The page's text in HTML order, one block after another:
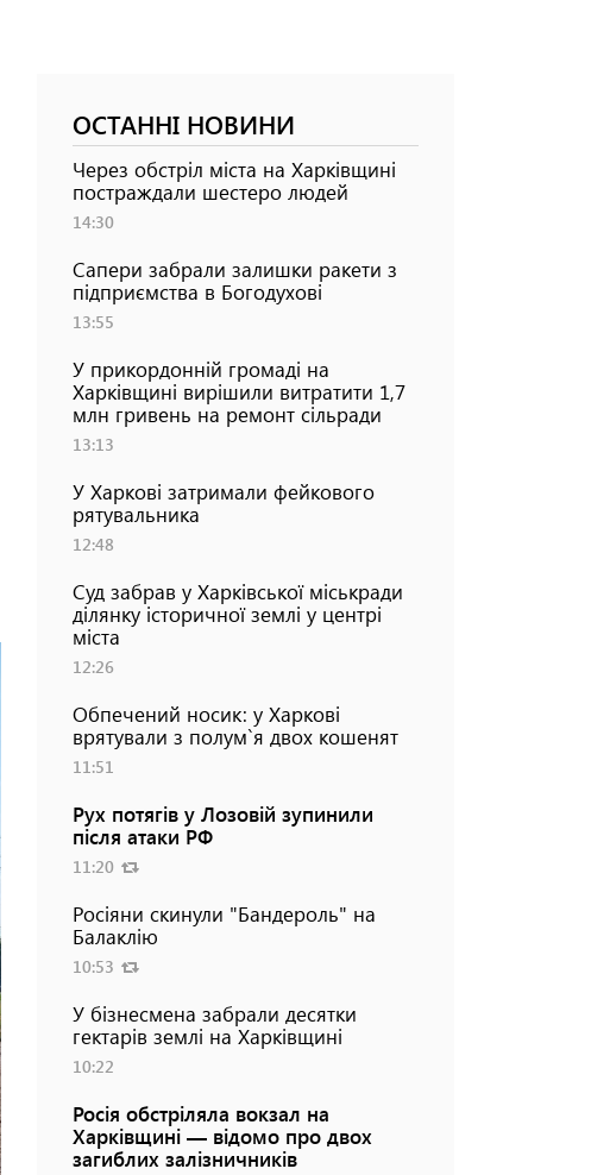
ОСТАННІ НОВИНИ
Через обстріл міста на Харківщині
постраждали шестеро людей
14:30
Сапери забрали залишки ракети з
підприємства в Богодухові
13:55
У прикордонній громаді на
Харківщині вирішили витратити 1,7
млн гривень на ремонт сільради
13:13
У Харкові затримали фейкового
рятувальника
12:48
Суд забрав у Харківської міськради
ділянку історичної землі у центрі
міста
12:26
Обпечений носик: у Харкові
врятували з полум`я двох кошенят
11:51
Рух потягів у Лозовій зупинили
після атаки РФ
11:20
Росіяни скинули "Бандероль" на
Балаклію
10:53
У бізнесмена забрали десятки
гектарів землі на Харківщині
10:22
Росія обстріляла вокзал на
Харківщині — відомо про двох
загиблих залізничників